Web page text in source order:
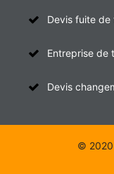
Devis fuite de
Entreprise de
Devis
© 2020